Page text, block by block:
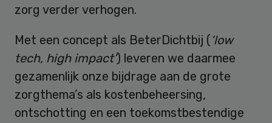
zorg verder verhogen.
Met een concept als BeterDichtbij ( ‘low
tech, high impact’) leveren we daarmee
gezamenlijk onze bijdrage aan de grote
zorgthema’s als kostenbeheersing,
ontschotting en een toekomstbestendige